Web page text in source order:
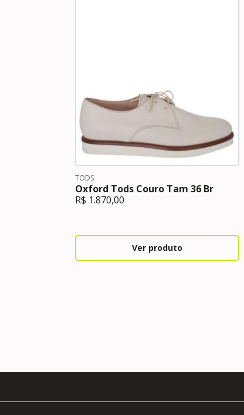
TODS
Oxford Tods Couro Tam 36 Br
R$ 1.870,00
Ver produto